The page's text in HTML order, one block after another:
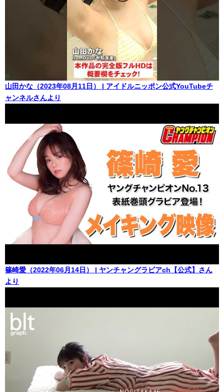
山田かな（2023年08月11日） | アイドルニッポン公式YouTubeチ
ャンネルさんより
篠崎愛（2022年06月14日） | ヤンチャングラビアch【公式】さん
より